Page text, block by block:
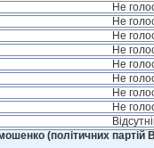
Не
Не
Не
Не
Не
Не
Не
Не
(політичних партій